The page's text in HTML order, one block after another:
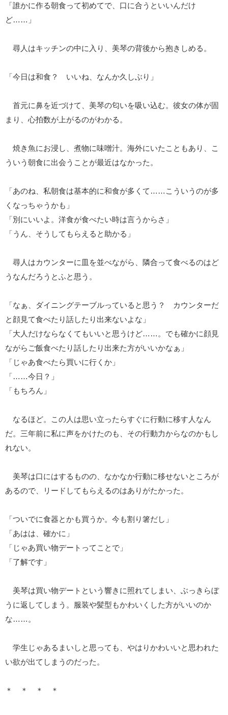
「誰かに作る朝食って初めてで、口に合うといいんだけ
ど……」
尋人はキッチンの中に入り、美琴の背後から抱きしめる。
「今日は和食？ いいね、なんか久しぶり」
首元に鼻を近づけて、美琴の匂いを吸い込む。彼女の体が固
まり、心拍数が上がるのがわかる。
焼き魚にお浸し、煮物に味噌汁。海外にいたこともあり、こ
ういう朝食に出会うことが最近はなかった。
「あのね、私朝食は基本的に和食が多くて……こういうのが多
くなっちゃうかも」
「別にいいよ。洋食が食べたい時は言うからさ」
「うん、そうしてもらえると助かる」
尋人はカウンターに皿を並べながら、隣合って食べるのはど
うなんだろうとふと思う。
「なぁ、ダイニングテーブルっていると思う？ カウンターだ
と顔見て食べたり話したり出来ないよな」
「大人だけならなくてもいいと思うけど……。でも確かに顔見
ながらご飯食べたり話したり出来た方がいいかなぁ」
「じゃあ食べたら買いに行くか」
「……今日？」
「もちろん」
なるほど。この人は思い立ったらすぐに行動に移す人なん
だ。三年前に私に声をかけたのも、その行動力からなのかもし
れない。
美琴は口にはするものの、なかなか行動に移せないところが
あるので、リードしてもらえるのはありがたかった。
「ついでに食器とかも買うか。今も割り箸だし」
「あはは、確かに」
「じゃあ買い物デートってことで」
「了解です」
美琴は買い物デートという響きに照れてしまい、ぶっきらぼ
うに返してしまう。服装や髪型もかわいくした方がいいのか
な……。
学生じゃあるまいしと思っても、やはりかわいいと思われた
い欲が出てしまうのだった。
＊ ＊ ＊ ＊